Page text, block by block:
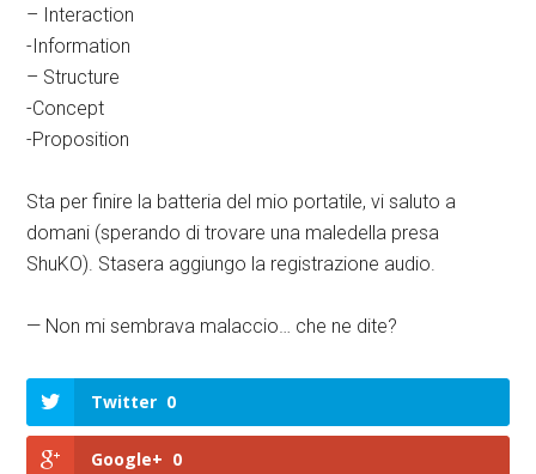
– Interaction
-Information
– Structure
-Concept
-Proposition
Sta per finire la batteria del mio portatile, vi saluto a
domani (sperando di trovare una maledella presa
ShuKO). Stasera aggiungo la registrazione audio.
— Non mi sembrava malaccio… che ne dite?
Twitter 0
Google+ 0